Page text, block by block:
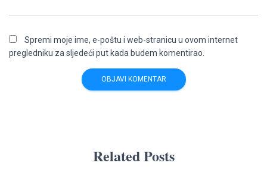
Spremi moje ime, e-poštu i web-stranicu u ovom internet
pregledniku za sljedeći put kada budem komentirao.
Related Posts